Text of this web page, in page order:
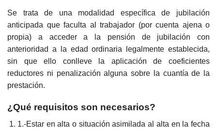
Se trata de una modalidad específica de jubilación
anticipada que faculta al trabajador (por cuenta ajena o
propia) a acceder a la pensión de jubilación con
anterioridad a la edad ordinaria legalmente establecida,
sin que ello conlleve la aplicación de coeficientes
reductores ni penalización alguna sobre la cuantía de la
prestación.
¿Qué requisitos son necesarios?
1.-Estar en alta o situación asimilada al alta en la fecha